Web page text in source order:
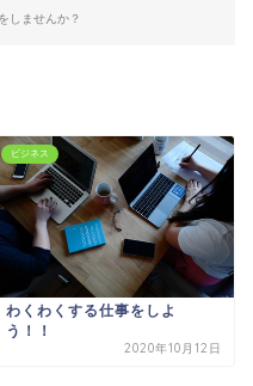
しませんか？
ビジネス
わくわくする仕事をしよ
う！！
2020年10月12日